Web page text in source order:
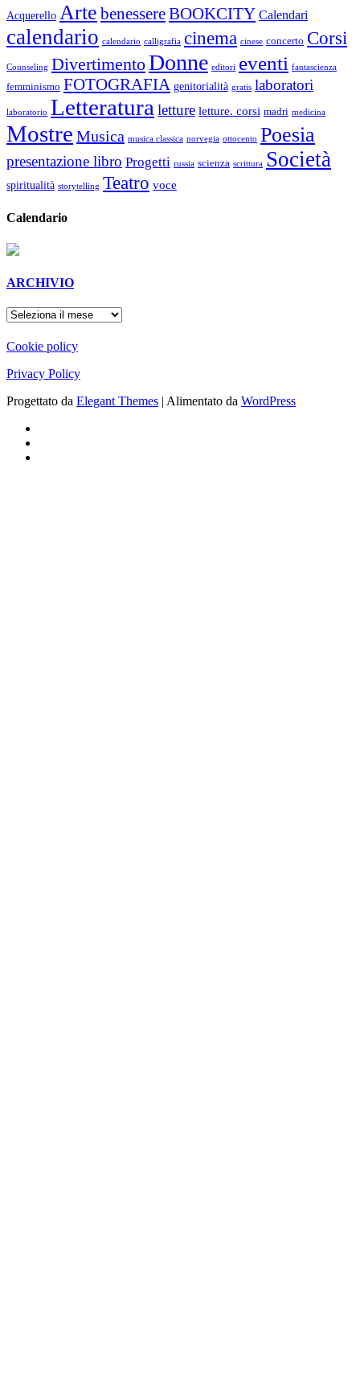
Acquerello Arte benessereBOOKCITY Calendari
calendario calendario calligrafia cinema cinese concerto Corsi
Counseling DivertimentoDonne editori eventi fantascienza
femminismo FOTOGRAFIA genitorialità gratis laboratori
laboratorio Letteratura letture letture. corsi madri medicina
Mostre Musica musica classica norvegia ottocento Poesia
presentazione libro Progetti russia scienza scrittura Società
spiritualità storytelling Teatro voce
Calendario
ARCHIVIO
ARCHIVIO
Cookie policy
Privacy Policy
Progettato da Elegant Themes | Alimentato da WordPress